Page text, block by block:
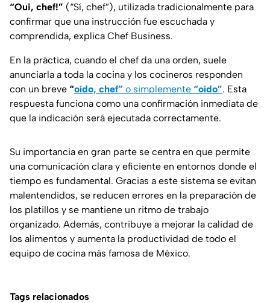
“Oui, chef!” (“Sí, chef”), utilizada tradicionalmente para
confirmar que una instrucción fue escuchada y
comprendida, explica Chef Business.
En la práctica, cuando el chef da una orden, suele
anunciarla a toda la cocina y los cocineros responden
con un breve “oído, chef” o simplemente “oído”. Esta
respuesta funciona como una confirmación inmediata de
que la indicación será ejecutada correctamente.
Su importancia en gran parte se centra en que permite
una comunicación clara y eficiente en entornos donde el
tiempo es fundamental. Gracias a este sistema se evitan
malentendidos, se reducen errores en la preparación de
los platillos y se mantiene un ritmo de trabajo
organizado. Además, contribuye a mejorar la calidad de
los alimentos y aumenta la productividad de todo el
equipo de cocina más famosa de México.
Tags relacionados